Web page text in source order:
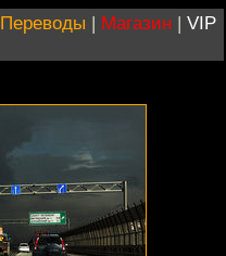
Переводы | Магазин | VIP